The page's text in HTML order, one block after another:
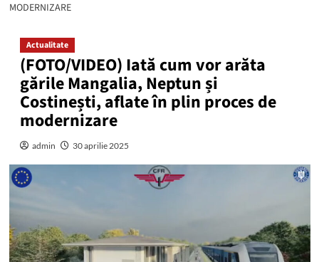
MODERNIZARE
Actualitate
(FOTO/VIDEO) Iată cum vor arăta
gările Mangalia, Neptun și
Costinești, aflate în plin proces de
modernizare
admin 30 aprilie 2025